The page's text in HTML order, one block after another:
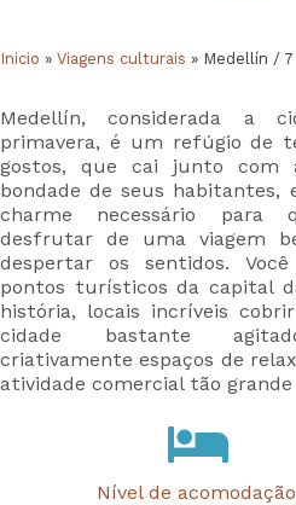
Inicio » Viagens culturais » Medellín /
Medellín, considerada a
primavera, é um refúgio de
gostos, que cai junto com
bondade de seus habitantes,
charme necessário para
desfrutar de uma viagem
despertar os sentidos.
pontos turísticos da capital
história, locais incríveis
cidade bastante
criativamente espaços de
atividade comercial tão
Nível de